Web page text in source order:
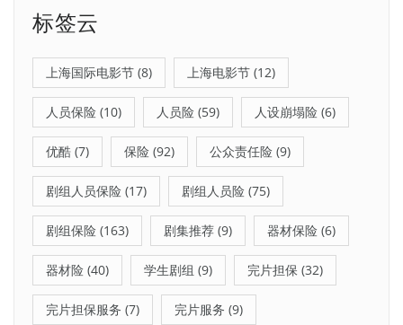
标签云
上海国际电影节 (8) 上海电影节 (12)
人员保险 (10) 人员险 (59) 人设崩塌险 (6)
优酷 (7) 保险 (92) 公众责任险 (9)
剧组人员保险 (17) 剧组人员险 (75)
剧组保险 (163) 剧集推荐 (9) 器材保险 (6)
器材险 (40) 学生剧组 (9) 完片担保 (32)
完片担保服务 (7) 完片服务 (9)